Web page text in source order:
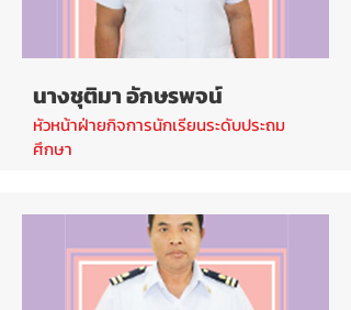
นางชุติมา อักษรพจน์
หัวหน้าฝ่ายกิจการนักเรียนระดับประถม
ศึกษา